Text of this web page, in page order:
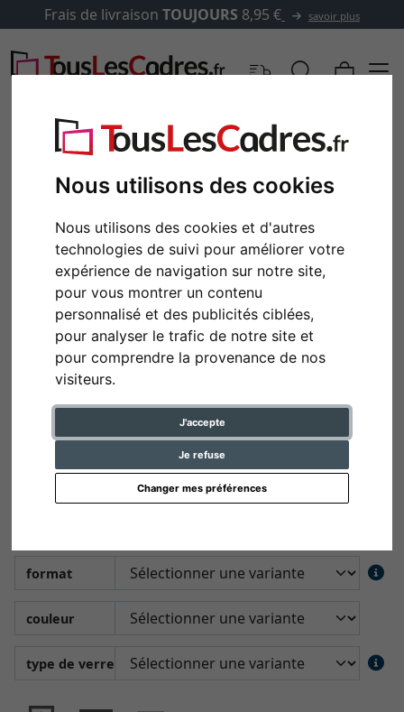
Nous utilisons des cookies
Nous utilisons des cookies et d'autres
technologies de suivi pour améliorer votre
expérience de navigation sur notre site,
pour vous montrer un contenu
personnalisé et des publicités ciblées,
pour analyser le trafic de notre site et
pour comprendre la provenance de nos
visiteurs.
J'accepte
Je refuse
Changer mes préférences
Frais de livraison TOUJOURS 8,95 € savoir plus
Cadre avec passe-partout multiple
format
couleur
type de verre